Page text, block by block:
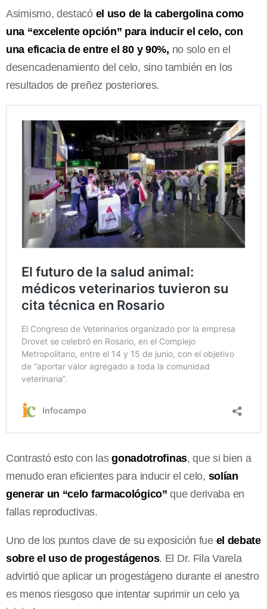
Asimismo, destacó el uso de la cabergolina como
una “excelente opción” para inducir el celo, con
una eficacia de entre el 80 y 90%, no solo en el
desencadenamiento del celo, sino también en los
resultados de preñez posteriores.
Contrastó esto con lasgonadotrofinas, que si bien a
menudo eran eficientes para inducir el celo, solían
generar un “celo farmacológico” que derivaba en
fallas reproductivas.
Uno de los puntos clave de su exposición fue el debate
sobre el uso de progestágenos. El Dr. Fila Varela
advirtió que aplicar un progestágeno durante el anestro
es menos riesgoso que intentar suprimir un celo ya